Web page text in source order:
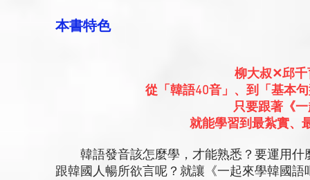
本書特色
柳大叔✕邱千
從「韓語40音」、到「基本
只要跟著《
就能學習到最紮實、
韓語發音該怎麼學，才能熟悉？要運用什
跟韓國人暢所欲言呢？就讓《一起來學韓國語